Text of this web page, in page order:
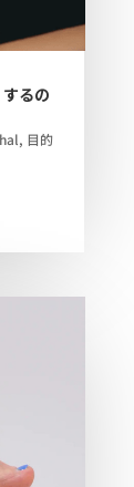
るの
, 目的